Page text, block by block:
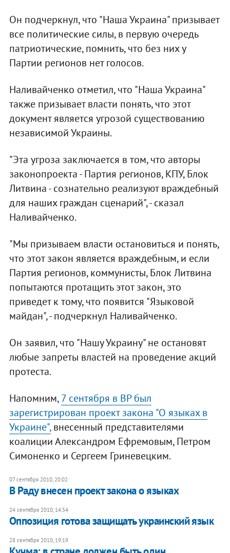
Он подчеркнул, что "Наша Украина" призывает
все политические силы, в первую очередь
патриотические, помнить, что без них у
Партии регионов нет голосов.
Наливайченко отметил, что "Наша Украина"
также призывает власти понять, что этот
документ является угрозой существованию
независимой Украины.
"Эта угроза заключается в том, что авторы
законопроекта - Партия регионов, КПУ, Блок
Литвина - сознательно реализуют враждебный
для наших граждан сценарий", - сказал
Наливайченко.
"Мы призываем власти остановиться и понять,
что этот закон является враждебным, и если
Партия регионов, коммунисты, Блок Литвина
попытаются протащить этот закон, это
приведет к тому, что появится "Языковой
майдан", - подчеркнул Наливайченко.
Он заявил, что "Нашу Украину" не остановят
любые запреты властей на проведение акций
протеста.
Напомним,7 сентября в ВР был
зарегистрирован проект закона "О языках в
Украине",внесенный представителями
коалиции Александром Ефремовым, Петром
Симоненко и Сергеем Гриневецким.
07 сентября 2010, 20:02
В Раду внесен проект закона о языках
24 сентября 2010, 14:54
Оппозиция готова защищать украинский язык
28 сентября 2010, 19:19